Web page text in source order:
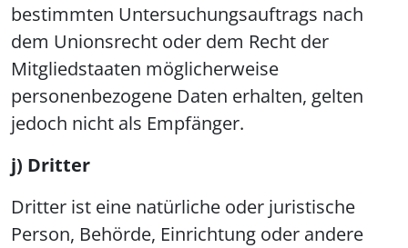
bestimmten Untersuchungsauftrags nach
dem Unionsrecht oder dem Recht der
Mitgliedstaaten möglicherweise
personenbezogene Daten erhalten, gelten
jedoch nicht als Empfänger.
j) Dritter
Dritter ist eine natürliche oder juristische
Person, Behörde, Einrichtung oder andere